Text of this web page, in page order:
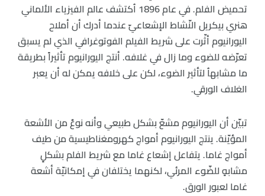
تحميض الفلم. في عام 1896 اُكتشف عالم الفيزياء الألماني
هنري بيكريل النّشاط الإشعاعيّ عندما أدرك أن أملاح
اليورانيوم أثّرت على شريط الفيلم الفوتوغرافي الذي لم يسبق
تعرّضه للضوء وما زال في غلافه. أنتج اليورانيوم تأثيراً بطريقة
ما مشابهاُ لتأثير الضوء، لكن على خلافه يمكن له أن يعبر
الغلاف الورقي.
تبيّن أن اليورانيوم مشعّ بشكل طبيعي وأنه نوعٌ من الأشعة
المؤيّنة. ينتج اليورانيوم أمواج كهرومغناطيسية من طيف
أمواج غاما. يتفاعل إشعاع غاما مع شريط الفلم بشكلٍ
مشابهٍ للضّوء المرئي، لكنهما يختلفان في إمكانيّة أشعة
غاما لعبور الورق.